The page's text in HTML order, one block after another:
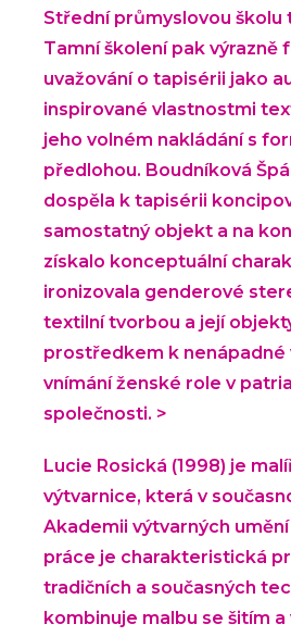
Střední průmyslovou školu
Tamní školení pak výrazně
uvažování o tapisérii jako
inspirované vlastnostmi
jeho volném nakládání s
předlohou. Boudníková
dospěla k tapisérii
samostatný objekt a na
získalo konceptuální
ironizovala genderové
textilní tvorbou a její
prostředkem k
vnímání ženské role v
společnosti. >
Lucie Rosická (1998) je
výtvarnice, která v
Akademii výtvarných umění
práce je charakteristická
tradičních a současných
kombinuje malbu se šitím a